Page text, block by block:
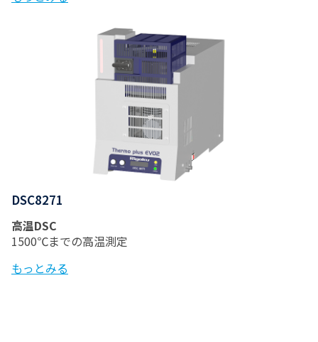
DSC8271
高温DSC
1500℃までの高温測定
もっとみる